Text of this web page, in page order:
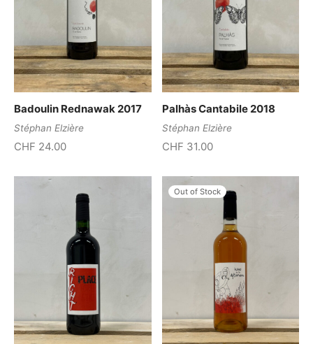
Badoulin Rednawak 2017
Stéphan Elzière
CHF 24.00
Palhàs Cantabile 2018
Stéphan Elzière
CHF 31.00
Out of Stock